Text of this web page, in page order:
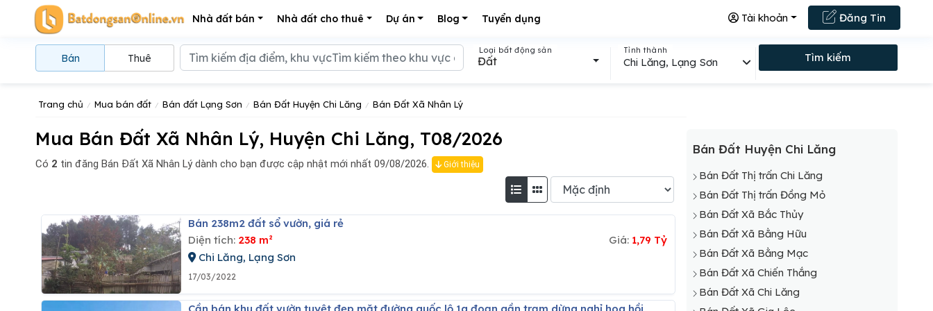
Nhà đất bán Nhà đất cho thuê Dự án Blog Tuyển dụng Đăng Tin
Tài khoản
Trang chủ Mua bán đất Bán đất Lạng Sơn Bán Đất Huyện Chi Lăng Bán Đất Xã Nhân Lý
Mua Bán Đất Xã Nhân Lý, Huyện Chi Lăng, T08/2026
Có 2 tin đăng Bán Đất Xã Nhân Lý dành cho bạn được cập nhật mới nhất 09/08/2026. Giới thiệu
Bán 238m2 đất sổ vườn, giá rẻ
Diện tích: 238 m² Giá: 1,79 Tỷ
Chi Lăng, Lạng Sơn
17/03/2022
Bán Đất Huyện Chi Lăng
Bán Đất Thị trấn Chi Lăng
Bán Đất Thị trấn Đồng Mỏ
Bán Đất Xã Bắc Thủy
Bán Đất Xã Bằng Hữu
Bán Đất Xã Bằng Mạc
Bán Đất Xã Chiến Thắng
Bán Đất Xã Chi Lăng
Bán Thuê
Loại bất động sản
Đất
Tỉnh thành
Chi Lăng, Lạng Sơn Tìm kiếm